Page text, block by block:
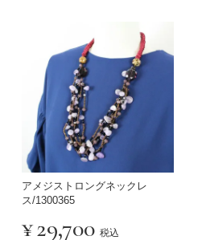
アメジストロングネックレ
ス/1300365
¥29,700 税込